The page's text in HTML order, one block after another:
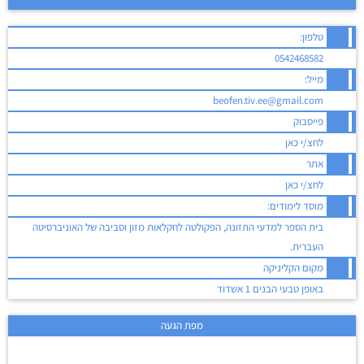
טלפון:
0542468582
מייל:
beofen.tiv.ee@gmail.com
פייסבוק
לחצ/י כאן
אתר
לחצ/י כאן
מוסד לימודים:
בית הספר למדעי התזונה, הפקולטה לחקלאות מזון וסביבה של האוניברסיטה
העברית.
מקום הקליניקה
באופן טבעי הבנים 1 אשדוד
מפת הגעה